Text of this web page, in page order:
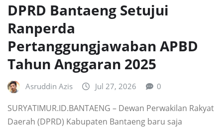
DPRD Bantaeng Setujui
Ranperda
Pertanggungjawaban APBD
Tahun Anggaran 2025
Asruddin Azis Jul 27, 2026 0
SURYATIMUR.ID.BANTAENG – Dewan Perwakilan Rakyat
Daerah (DPRD) Kabupaten Bantaeng baru saja